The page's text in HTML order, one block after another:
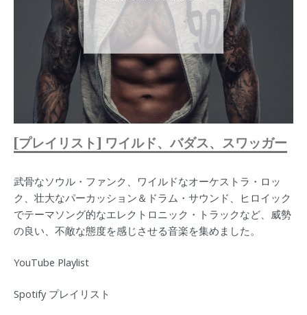
[プレイリスト] ワイルド、バダス、スワッガー
武骨なソウル・ファンク、ワイルドなオーケストラ・ロッ
ク、壮大なパーカッション＆ドラム・サウンド、ヒロイック
でテーマソング的なエレクトロニック・トラックなど、威勢
の良い、不敵な態度を感じさせる音楽を集めました。
YouTube Playlist
Spotify プレイリスト